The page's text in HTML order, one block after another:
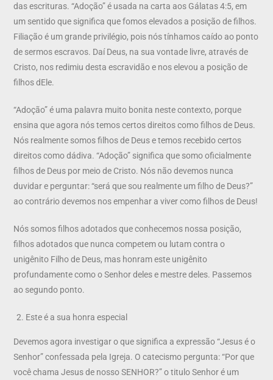
das escrituras. “Adoção” é usada na carta aos Gálatas 4:5, em
um sentido que significa que fomos elevados a posição de filhos.
Filiação é um grande privilégio, pois nós tínhamos caído ao ponto
de sermos escravos. Daí Deus, na sua vontade livre, através de
Cristo, nos redimiu desta escravidão e nos elevou a posição de
filhos dEle.
“Adoção” é uma palavra muito bonita neste contexto, porque
ensina que agora nós temos certos direitos como filhos de Deus.
Nós realmente somos filhos de Deus e temos recebido certos
direitos como dádiva. “Adoção” significa que somo oficialmente
filhos de Deus por meio de Cristo. Nós não devemos nunca
duvidar e perguntar: “será que sou realmente um filho de Deus?”
ao contrário devemos nos empenhar a viver como filhos de Deus!
Nós somos filhos adotados que conhecemos nossa posição,
filhos adotados que nunca competem ou lutam contra o
unigênito Filho de Deus, mas honram este unigênito
profundamente como o Senhor deles e mestre deles. Passemos
ao segundo ponto.
Este é a sua honra especial
Devemos agora investigar o que significa a expressão “Jesus é o
Senhor” confessada pela Igreja. O catecismo pergunta: “Por que
você chama Jesus de nosso SENHOR?” o titulo Senhor é um